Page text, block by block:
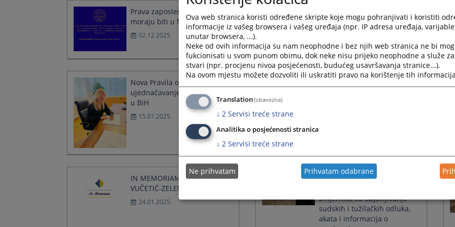
the
question
key
to
get
the
keyboard
Prava zaposlenih i građana
moraju biti u fokusu
02.12.2025.
ujednačavanje sudske prakse
iz građanske oblasti
08.10.2025.
Nova Pravila o radu Panela za
ujednačavanje sudske prakse
u BiH
15.07.2025.
IN MEMORIAM, MARICA
VUČETIĆ-ZELENBABIĆ
24.01.2025.
Pravosuđe i mediji
Smjernica za objavljivanje
sudskih i tužilačkih odluka,
akata i informacija o
Ova web stranica koristi određene skripte koje mogu pohranjivati i koristiti
informacije iz vašeg browsera i vašeg uređaja (npr. IP adresa uređaja,
unutar browsera, ...).
Neke od ovih informacija su nam neophodne i bez njih web stranica ne bi
fukcionisati u svom punom obimu, dok neke nisu prijeko neophodne a služe
stvari (npr. procjenu nivoa posjećenosti, budućeg usavršavanja stranice...).
Na ovom mjestu možete dozvoliti ili uskratiti pravo na korištenje tih
Translation(obavezna)
↓ 2 Servisi treće strane
Analitika o posjećenosti stranica
↓ 2 Servisi treće strane
Ne prihvatam Prihvatam odabrane